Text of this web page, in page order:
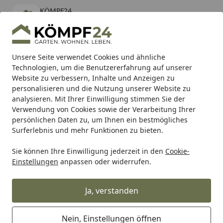
Unsere Seite verwendet Cookies und ähnliche
Technologien, um die Benutzererfahrung auf unserer
Website zu verbessern, Inhalte und Anzeigen zu
personalisieren und die Nutzung unserer Website zu
analysieren. Mit Ihrer Einwilligung stimmen Sie der
Verwendung von Cookies sowie der Verarbeitung Ihrer
persönlichen Daten zu, um Ihnen ein bestmögliches
Surferlebnis und mehr Funktionen zu bieten.
Sie können Ihre Einwilligung jederzeit in den Cookie-
Einstellungen anpassen oder widerrufen.
Ja, verstanden
Nein, Einstellungen öffnen
KÖMPF24
kostenlos - Im App Store
Hotline
Alle Produkte
Mein Konto
Suchen
Karibu Pools inkl. gratis Sandfilteranlage & Pool-
Starterset (Gesamtwert bis 468,99€)
Startseite
Hartje Hartje Fahrradteile Hartje Bereifung für
Condura Reifen VALENTE